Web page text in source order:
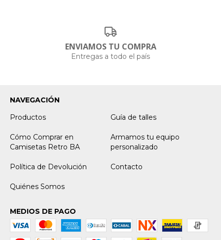
ENVIAMOS TU COMPRA
Entregas a todo el país
NAVEGACIÓN
Productos
Guía de talles
Cómo Comprar en
Camisetas Retro BA
Armamos tu equipo
personalizado
Política de Devolución Contacto
Quiénes Somos
MEDIOS DE PAGO